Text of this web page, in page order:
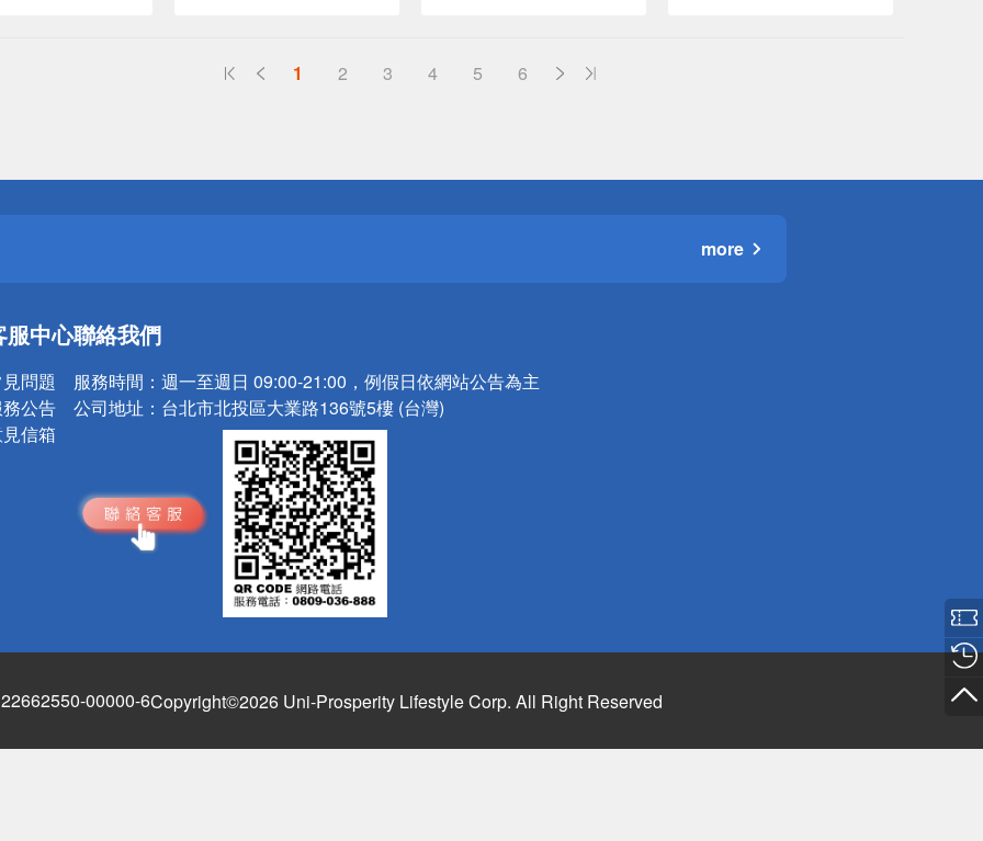
1 2 3 4 5 6
小心！
小心！
more
服中心
問題
公告
信箱
聯絡我們
服務時間： 週一至週日 09:00-21:00，例假日依網站公告為主
公司地址： 台北市北投區大業路136號5樓 (台灣)
00000-6Copyright©2026 Uni-Prosperity Lifestyle Corp. All Right Reserved